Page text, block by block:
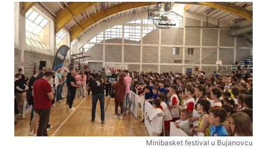
Minibasket festival u Bujanovcu